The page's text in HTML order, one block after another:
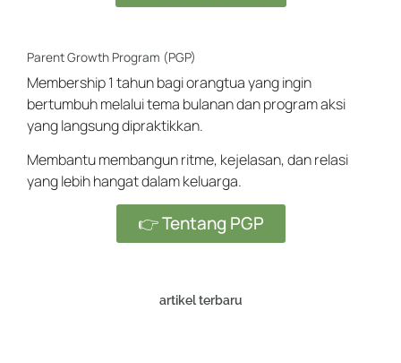
Parent Growth Program (PGP)
Membership 1 tahun bagi orangtua yang ingin
bertumbuh melalui tema bulanan dan program aksi
yang langsung dipraktikkan.
Membantu membangun ritme, kejelasan, dan relasi
yang lebih hangat dalam keluarga.
👉 Tentang PGP
artikel terbaru